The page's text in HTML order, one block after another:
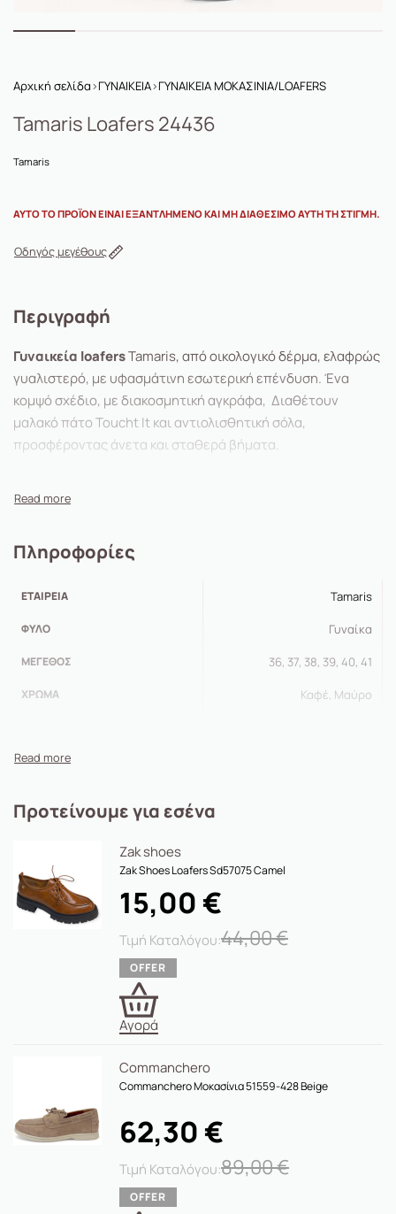
Αρχική σελίδα›ΓΥΝΑΙΚΕΙΑ›ΓΥΝΑΙΚΕΙΑ ΜΟΚΑΣΙΝΙΑ/LOAFERS
Tamaris Loafers 24436
Tamaris
ΑΥΤΌ ΤΟ ΠΡΟΪΌΝ ΕΊΝΑΙ ΕΞΑΝΤΛΗΜΈΝΟ ΚΑΙ ΜΗ ΔΙΑΘΈΣΙΜΟ ΑΥΤΉ ΤΗ ΣΤΙΓΜΉ.
Οδηγός μεγέθους
Περιγραφή
Γυναικεία loafersTamaris, από οικολογικό δέρμα, ελαφρώς
γυαλιστερό, με υφασμάτινη εσωτερική επένδυση. Ένα
κομψό σχέδιο, με διακοσμητική αγκράφα, Διαθέτουν
μαλακό πάτο Toucht It και αντιολισθητική σόλα,
προσφέροντας άνετα και σταθερά βήματα.
Πληροφορίες
ΕΤΑΙΡΕΊΑ Tamaris
ΦΎΛΟ Γυναίκα
ΜΈΓΕΘΟΣ 36, 37, 38, 39, 40, 41
ΧΡΏΜΑ Καφέ, Μαύρο
Προτείνουμε για εσένα
Zak shoes
Zak Shoes Loafers Sd57075 Camel
44,00€
15,00 €
Αγορά
Commanchero
Commanchero Μοκασίνια 51559-428 Beige
89,00€
62,30 €